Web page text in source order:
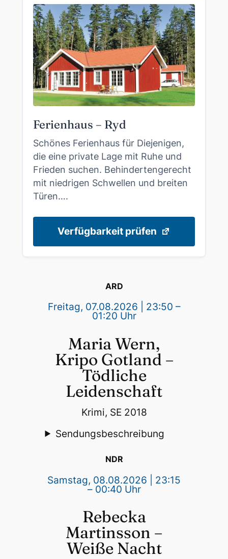
Ferienhaus – Ryd
Schönes Ferienhaus für Diejenigen,
die eine private Lage mit Ruhe und
Frieden suchen. Behindertengerecht
mit niedrigen Schwellen und breiten
Türen….
Verfügbarkeit prüfen
ARD
Freitag, 07.08.2026 | 23:50 –
01:20 Uhr
Maria Wern,
Kripo Gotland –
Tödliche
Leidenschaft
Krimi, SE 2018
Sendungsbeschreibung
NDR
Samstag, 08.08.2026 | 23:15
– 00:40 Uhr
Rebecka
Martinsson –
Weiße Nacht